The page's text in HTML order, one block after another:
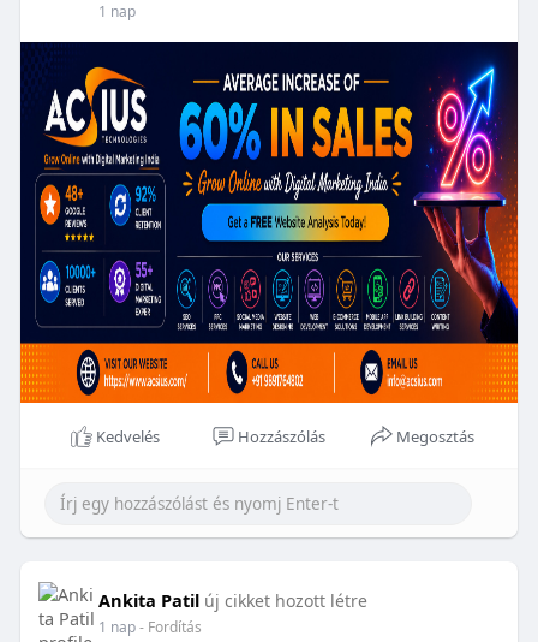
1 nap
Kedvelés Hozzászólás Megosztás
Ankita Patil új cikket hozott létre
1 nap- Fordítás